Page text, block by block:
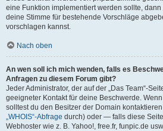
eine Funktion implementiert werden sollte, dann
deine Stimme für bestehende Vorschläge
vorschlagen kannst.
Nach oben
An wen soll ich mich wenden, falls es
Anfragen zu diesem Forum gibt?
Jeder Administrator, der auf der „Das Team“-
geeigneter Kontakt für deine Beschwerde.
solltest du den Besitzer der Domain
„WHOIS“-Abfrage durch) oder — falls diese
Webhoster wie z. B. Yahoo!, free.fr, funpic.de